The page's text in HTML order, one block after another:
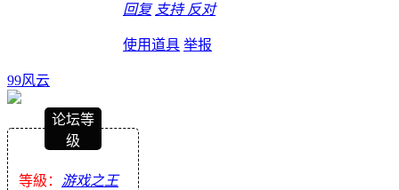
回复 支持 反对
使用道具 举报
99风云
论坛等
级
等級： 游戏之王